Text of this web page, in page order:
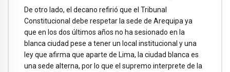
De otro lado, el decano refirió que el Tribunal
Constitucional debe respetar la sede de Arequipa ya
que en los dos últimos años no ha sesionado en la
blanca ciudad pese a tener un local institucional y una
ley que afirma que aparte de Lima, la ciudad blanca es
una sede alterna, por lo que el supremo interprete de la